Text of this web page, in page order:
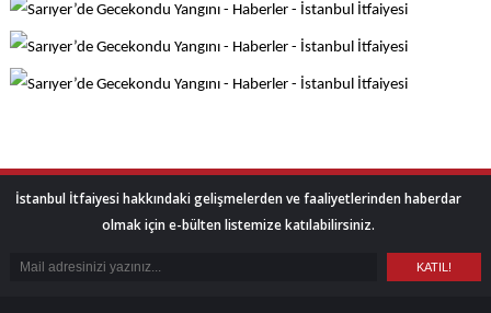
İstanbul İtfaiyesi hakkındaki gelişmelerden ve faaliyetlerinden haberdar
olmak için e-bülten listemize katılabilirsiniz.